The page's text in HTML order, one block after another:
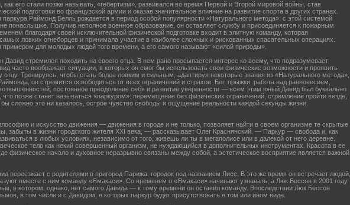
его стали позже называть, «гебертизм», развивался во время Первой и Второй мировой войны, став
подготовки во французской армии и оказав значительное влияние на развитие спорта в других странах.
Раймонд Белль рождается в период особой популярности «Натурального метода»: с этой системой
понаслышке. Получив неполное военное образование, он оставляет службу и присоединяется к пожарным
благодаря своей исключительной физической подготовке входит в элитную команду, которая
ловких огнеборцев и принимала участие в наиболее сложных и рискованных спасательных операциях.
примером для молодых людей того времени, а его самого называют «силой природы».
Давид стремился походить на своего отца. В нем рано просыпается интерес ко всему, что подразумевает
часто воображает ситуации, в которых он смог бы использовать свои физические возможности и проявить
отцу. Тренируясь, чтобы стать более ловким и сильным, адаптируя некоторые знания из «Натурального метода»,
он стремится освободиться от всех ограничений и страхов. Бег, прыжки, работа над равновесием,
постоянное преодоление себя и развитие уверенности — всем этим юный Давид был буквально
что позже станет называться «паркуром»: перемещение без физических ограничений, стремление пройти везде,
бы сложно это ни казалось, острое чувство свободы и ощущение реальности каждой секунды жизни.
и искусство движения — движения в городе и не только, позволяет найти в своем организме те скрытые
забыты в жизни городского жителя XXI века, — рассказывает Олег Краснянский. — Паркур — свобода и, как
в любых условиях, независимо от того, живешь ли ты в мегаполисе или в далекой от него деревне.
тело как некий совершенный организм, не нуждающийся в дополнительных инструментах. Красота в ее
физическое начало и духовное неразрывно связаны между собой, а эстетическое восприятие является важной
переезжает с родителями в пригород Парижа, городок под названием Лисс. В это же время он встречает людей,
вместе с ним команду «Ямакаси». Со временем о «Ямакаси» начинают узнавать, а Люк Бессон в 2001 году
в котором, однако, нет самого Давида — к тому времени он оставил команду. Впоследствии Люк Бессон
в том числе и с Давидом, в которых паркур будет присутствовать в том или ином виде.